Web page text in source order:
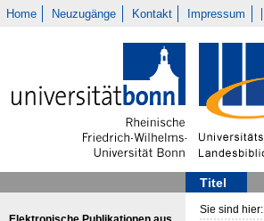
Home Neuzugänge Kontakt Impressum
Titel
Sie sind hier: